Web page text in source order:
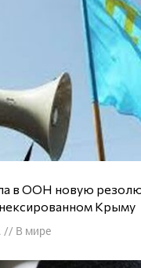
Крыму
// В мире